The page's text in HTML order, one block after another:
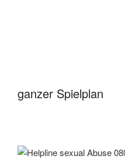
ganzer Spielplan